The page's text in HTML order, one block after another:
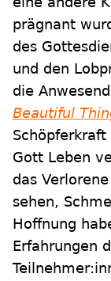
prägnant
des
und den
die
Beautiful
Gott Leben
das
sehen,
Hoffnung
Erfahrungen